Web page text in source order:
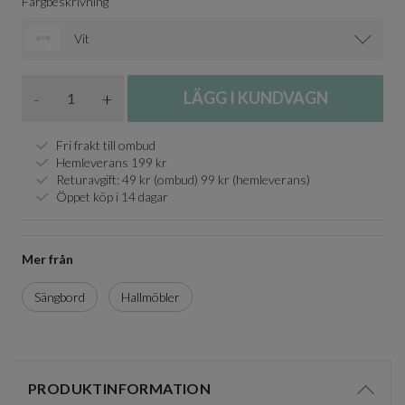
Vit
- + LÄGG I KUNDVAGN
Fri frakt till ombud
Hemleverans 199 kr
Returavgift: 49 kr (ombud) 99 kr (hemleverans)
Öppet köp i 14 dagar
Mer från
Sängbord Hallmöbler
PRODUKTINFORMATION
Visa/